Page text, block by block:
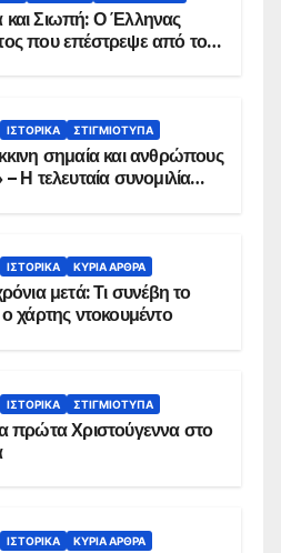
Σιωπή: Ο Έλληνας
που επέστρεψε από το
ΙΣΤΟΡΙΚΆ ΣΤΙΓΜΙΌΤΥΠΑ
σημαία και ανθρώπους
Η τελευταία συνομιλία
ΙΣΤΟΡΙΚΆ ΚΥΡΙΑ ΑΡΘΡΑ
μετά: Τι συνέβη το
1996 και ο χάρτης ντοκουμέντο
ΙΣΤΟΡΙΚΆ ΣΤΙΓΜΙΌΤΥΠΑ
πρώτα Χριστούγεννα στο
ΙΣΤΟΡΙΚΆ ΚΥΡΙΑ ΑΡΘΡΑ